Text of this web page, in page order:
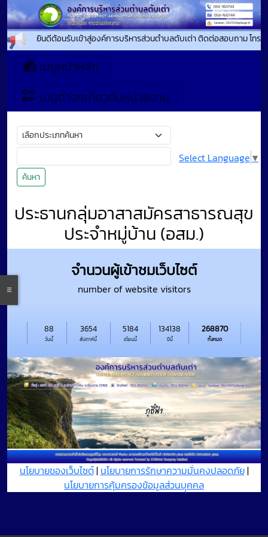
ยินดีต้อนรับเข้าสู่องค์การบริหารส่วนตำบลตับเต่า ติดต่อสอบถาม โทรศั
เมนูหน้าหลัก
เมนูต่างๆเกี่ยวกับหน่วยงาน
ค้นหา
Select Language ▼
ประธานกลุ่มอาสาสมัครสาธารณสุข
ประจำหมู่บ้าน (อสม.)
จำนวนผู้เข้าชมเว็บไซต์
number of website visitors
วันนี้
88
สัปดาห์นี้
3654
เดือนนี้
5184
ปีนี้
134138
ทั้งหมด
268870
นโยบายของเว็บไซต์| นโยบายการรักษาความมั่นคงปลอดภัย|
นโยบายการคุ้มครองข้อมูลส่วนบุุคคล